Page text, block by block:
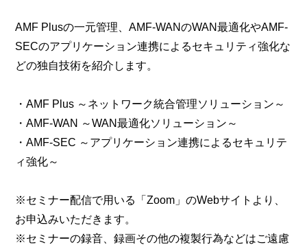
AMF Plusの一元管理、AMF-WANのWAN最適化やAMF-
SECのアプリケーション連携によるセキュリティ強化な
どの独自技術を紹介します。
・AMF Plus ～ネットワーク統合管理ソリューション～
・AMF-WAN ～WAN最適化ソリューション～
・AMF-SEC ～アプリケーション連携によるセキュリテ
ィ強化～
※セミナー配信で用いる「Zoom」のWebサイトより、
お申込みいただきます。
※セミナーの録音、録画その他の複製行為などはご遠慮